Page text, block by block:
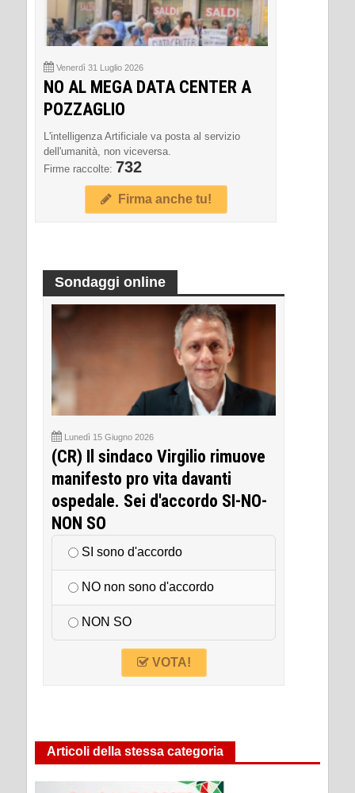
Venerdì 31 Luglio 2026
NO AL MEGA DATA CENTER A
POZZAGLIO
L'intelligenza Artificiale va posta al servizio
dell'umanità, non viceversa.
Firme raccolte: 732
Firma anche tu!
Sondaggi online
Lunedì 15 Giugno 2026
(CR) Il sindaco Virgilio rimuove
manifesto pro vita davanti
ospedale. Sei d'accordo SI-NO-
NON SO
SI sono d'accordo
NO non sono d'accordo
NON SO
VOTA!
Articoli della stessa categoria